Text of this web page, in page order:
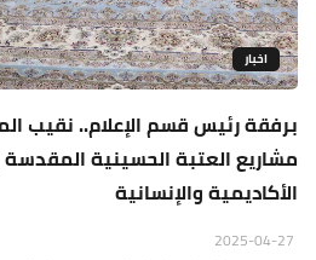
اخبار
برفقة رئيس قسم الإعلام.. نقيب
مشاريع العتبة الحسينية المقدسة
الأكاديمية والإنسانية